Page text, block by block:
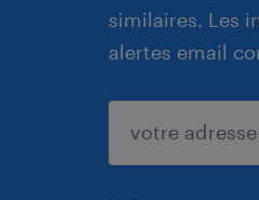
similaires. Les
alertes email
enregistrer